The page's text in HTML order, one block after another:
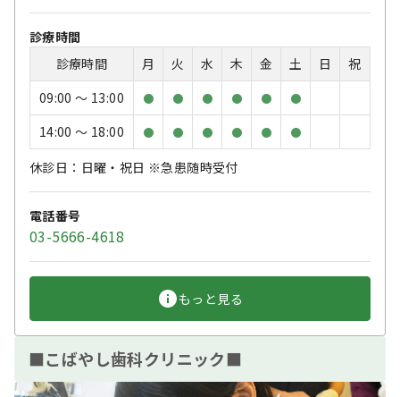
診療時間
診療時間
月 火 水 木 金 土 日
祝
09:00 〜 13:00
● ● ● ● ● ●
14:00 〜 18:00 ● ● ● ● ● ●
休診日：日曜・祝日 ※急患随時受付
電話番号
03-5666-4618
もっと見る
■こばやし歯科クリニック■